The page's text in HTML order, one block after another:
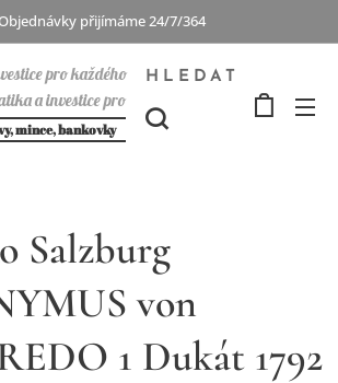
Objednávky přijímáme 24/7/364
pro každého
a investice pro
mince, bankovky
HLEDAT
Salzburg
von
1 Dukát 1792